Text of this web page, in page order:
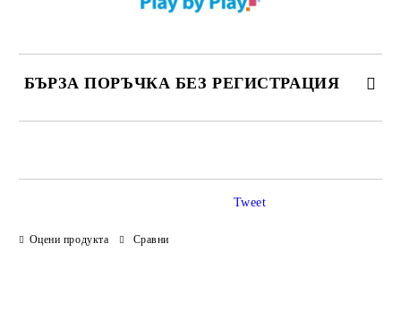
БЪРЗА ПОРЪЧКА БЕЗ РЕГИСТРАЦИЯ
Оцени продукта Сравни
Tweet